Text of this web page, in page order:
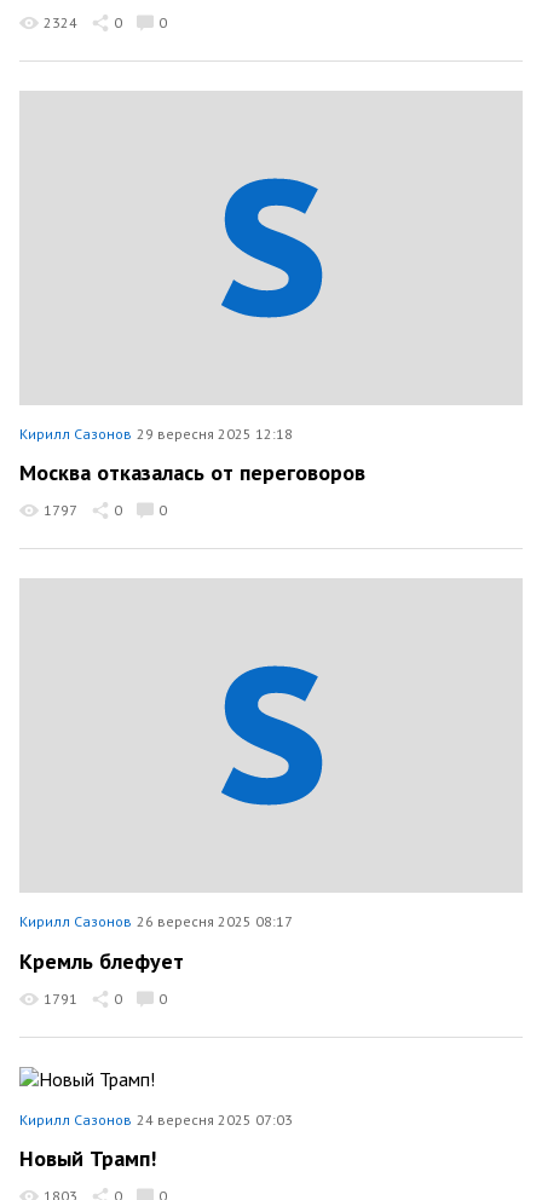
2324 0 0
Кирилл Сазонов 29 вересня 2025 12:18
Москва отказалась от переговоров
1797 0 0
Кирилл Сазонов 26 вересня 2025 08:17
Кремль блефует
1791 0 0
Кирилл Сазонов 24 вересня 2025 07:03
Новый Трамп!
1803 0 0